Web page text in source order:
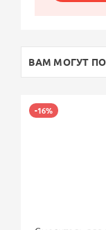
ВАМ МОГУТ
-16%